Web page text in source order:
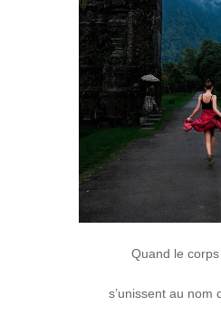
Quand le corps
s’unissent au nom